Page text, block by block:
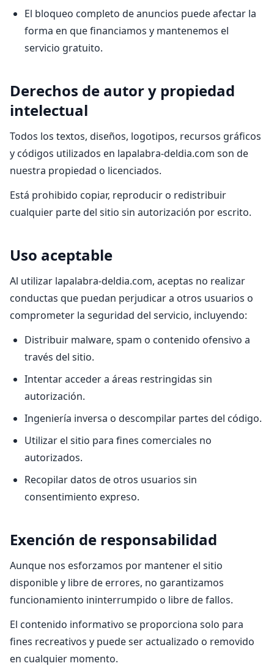
El bloqueo completo de anuncios puede afectar la
forma en que financiamos y mantenemos el
servicio gratuito.
Derechos de autor y propiedad
intelectual
Todos los textos, diseños, logotipos, recursos gráficos
y códigos utilizados en lapalabra-deldia.com son de
nuestra propiedad o licenciados.
Está prohibido copiar, reproducir o redistribuir
cualquier parte del sitio sin autorización por escrito.
Uso aceptable
Al utilizar lapalabra-deldia.com, aceptas no realizar
conductas que puedan perjudicar a otros usuarios o
comprometer la seguridad del servicio, incluyendo:
Distribuir malware, spam o contenido ofensivo a
través del sitio.
Intentar acceder a áreas restringidas sin
autorización.
Ingeniería inversa o descompilar partes del código.
Utilizar el sitio para fines comerciales no
autorizados.
Recopilar datos de otros usuarios sin
consentimiento expreso.
Exención de responsabilidad
Aunque nos esforzamos por mantener el sitio
disponible y libre de errores, no garantizamos
funcionamiento ininterrumpido o libre de fallos.
El contenido informativo se proporciona solo para
fines recreativos y puede ser actualizado o removido
en cualquier momento.